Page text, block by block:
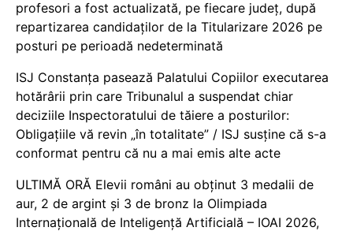
profesori a fost actualizată, pe fiecare județ, după
repartizarea candidaților de la Titularizare 2026 pe
posturi pe perioadă nedeterminată
ISJ Constanța pasează Palatului Copiilor executarea
hotărârii prin care Tribunalul a suspendat chiar
deciziile Inspectoratului de tăiere a posturilor:
Obligațiile vă revin „în totalitate” / ISJ susține că s-a
conformat pentru că nu a mai emis alte acte
ULTIMĂ ORĂ Elevii români au obținut 3 medalii de
aur, 2 de argint și 3 de bronz la Olimpiada
Internațională de Inteligență Artificială – IOAI 2026,